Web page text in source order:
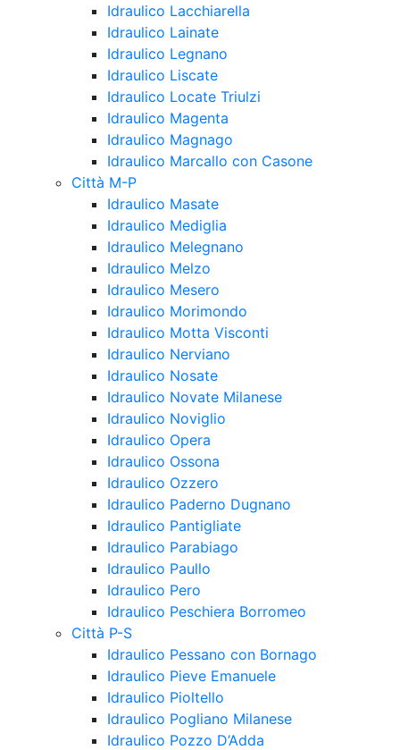
Idraulico Lacchiarella
Idraulico Lainate
Idraulico Legnano
Idraulico Liscate
Idraulico Locate Triulzi
Idraulico Magenta
Idraulico Magnago
Idraulico Marcallo con Casone
Città M-P
Idraulico Masate
Idraulico Mediglia
Idraulico Melegnano
Idraulico Melzo
Idraulico Mesero
Idraulico Morimondo
Idraulico Motta Visconti
Idraulico Nerviano
Idraulico Nosate
Idraulico Novate Milanese
Idraulico Noviglio
Idraulico Opera
Idraulico Ossona
Idraulico Ozzero
Idraulico Paderno Dugnano
Idraulico Pantigliate
Idraulico Parabiago
Idraulico Paullo
Idraulico Pero
Idraulico Peschiera Borromeo
Città P-S
Idraulico Pessano con Bornago
Idraulico Pieve Emanuele
Idraulico Pioltello
Idraulico Pogliano Milanese
Idraulico Pozzo D’Adda